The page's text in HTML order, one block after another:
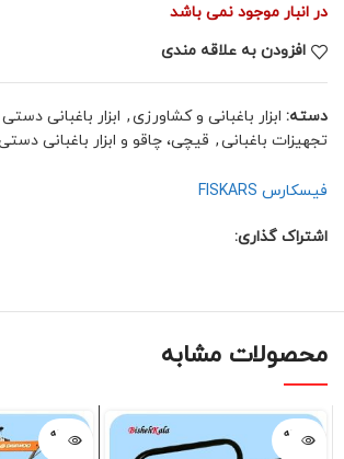
در انبار موجود نمی باشد
افزودن به علاقه مندی
دسته: ابزار باغبانی و کشاورزی, ابزار باغبانی دستی
تجهیزات باغبانی, قیچی، چاقو و ابزار باغبانی
فیسکارس FISKARS
اشتراک گذاری:
محصولات مشابه
فروخته
شده
فروخته
شده